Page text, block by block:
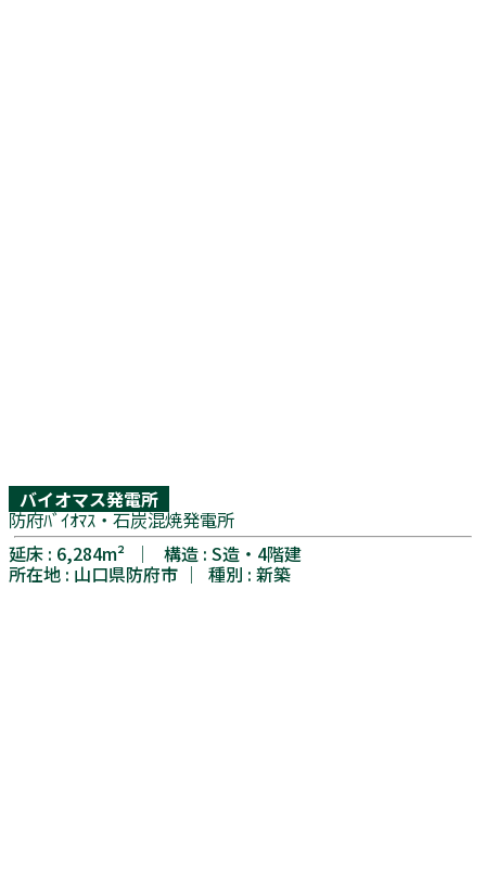
バイオマス発電所
防府ﾊﾞｲｵﾏｽ・石炭混焼発電所
延床 : 6,284m² │ 構造 : S造・4階建
所在地 : 山口県防府市 │ 種別 : 新築